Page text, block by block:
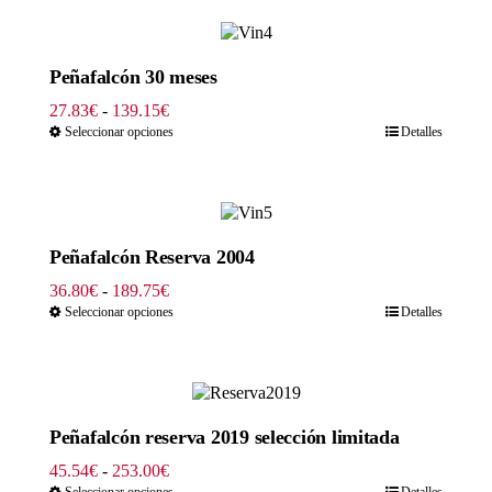
Peñafalcón 30 meses
27.83€ - 139.15€Rango
de
Seleccionar opciones Detalles
Peñafalcón Reserva 2004
36.80€ - 189.75€Rango
de
hasta
Seleccionar opciones Detalles
Peñafalcón reserva 2019 selección limitada
45.54€ - 253.00€Rango